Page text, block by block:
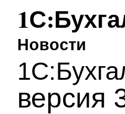
Новости
версия